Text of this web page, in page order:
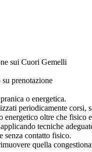
sui Cuori Gemelli
prenotazione
o energetica.
periodicamente
energetico oltre che
tecniche
senza contatto fisico.
quella